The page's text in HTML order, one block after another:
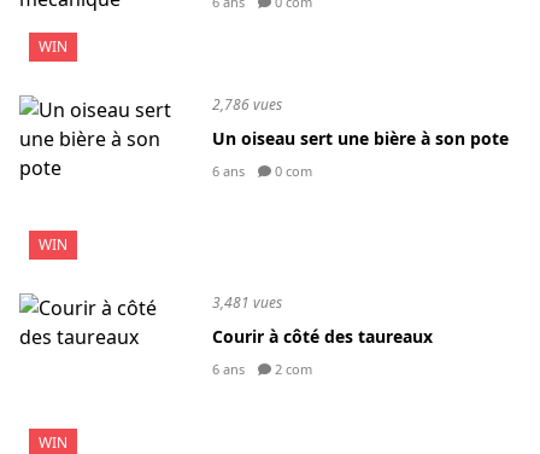
WIN
WIN
2,786 vues
Un oiseau sert une bière à son pote
6 ans 0 com
WIN
3,481 vues
Courir à côté des taureaux
6 ans 2 com